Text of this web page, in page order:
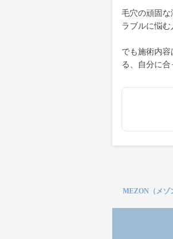
毛穴の頑固な
ラブルに悩む
でも施術内
る、自分に合
MEZON（メゾ